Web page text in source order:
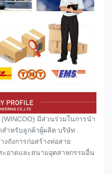
(WINCOO) มีส่วนร่วมในการนำ
ำหรับลูกค้าผู้ผลิต บริษัท
งถังการก่อสร้างท่อสาย
ะอาดและสนามอุตสาหกรรมอื่น